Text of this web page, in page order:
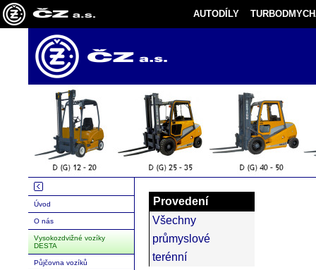
AUTODÍLY
Úvod
O nás
Vysokozdvižné vozíky
DESTA
Půjčovna vozíků
Provedení
Všechny
průmyslové
terénní